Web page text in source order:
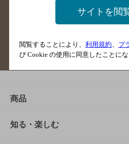
掲載店舗様ロ
サイトマップ ご意見・
商品
商品TOP
知る・楽しむ
サイトを閲
閲覧することにより、 利用規約 プ
び Cookie の使用に同意したことにな